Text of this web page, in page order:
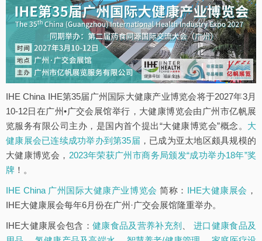
IHE China IHE第35届广州国际大健康产业博览会将于2027年3月
10-12日在广州•广交会展馆举行，大健康博览会由广州市亿帆展
览服务有限公司主办，是国内首个提出“大健康博览会”概念。 大
健康展会已连续成功举办到第35届 ，已成为亚太地区颇具规模的
大健康博览会， 2023年荣获广州市商务局颁发“成功举办18年”奖
牌 ！。
IHE China 广州国际大健康产业博览会 简称： IHE大健康展会 ，
IHE大健康展会每年6月份在广州·广交会展馆隆重举办。
IHE大健康展会包含： 健康食品及营养补充剂 、进口健康食品及